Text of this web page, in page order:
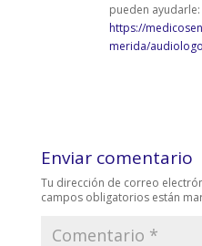
pueden ayudarle:
https://
merida/
Enviar comentario
Tu dirección de correo
campos obligatorios están